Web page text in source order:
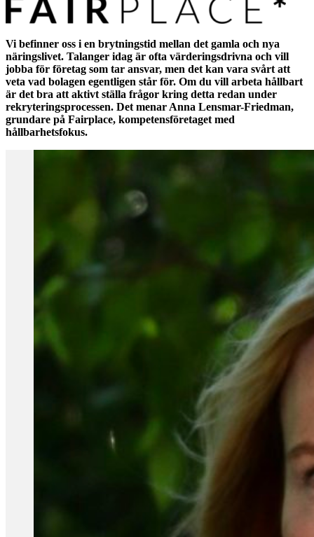
Vi befinner oss i en brytningstid mellan det gamla och nya
näringslivet. Talanger idag är ofta värderingsdrivna och vill
jobba för företag som tar ansvar, men det kan vara svårt att
veta vad bolagen egentligen står för. Om du vill arbeta hållbart
är det bra att aktivt ställa frågor kring detta redan under
rekryteringsprocessen. Det menar Anna Lensmar-Friedman,
grundare på Fairplace, kompetensföretaget med
hållbarhetsfokus.